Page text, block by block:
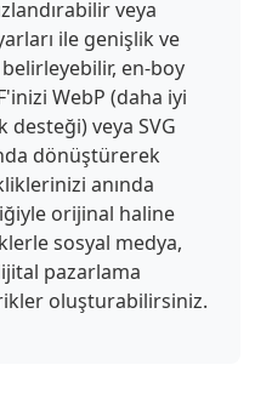
veya
ile genişlik ve
en-boy
WebP (daha iyi
desteği) veya SVG
dönüştürerek
anında
orijinal haline
sosyal medya,
pazarlama
oluşturabilirsiniz.